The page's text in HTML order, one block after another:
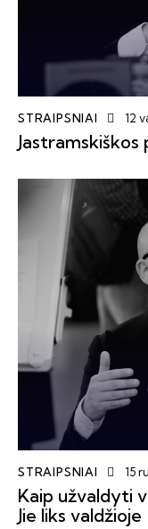
STRAIPSNIAI 12
Jastramskiškos
STRAIPSNIAI 15
Kaip užvaldyti
Jie liks valdžioje